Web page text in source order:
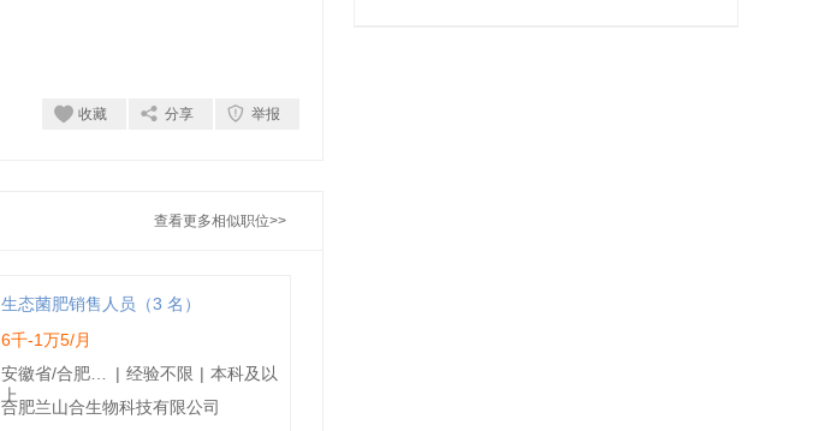
收藏 分享 举报
查看更多相似职位>>
生态菌肥销售人员（3 名）
6千-1万5/月
| 经验不限 | 本科及以
上
合肥兰山合生物科技有限公司